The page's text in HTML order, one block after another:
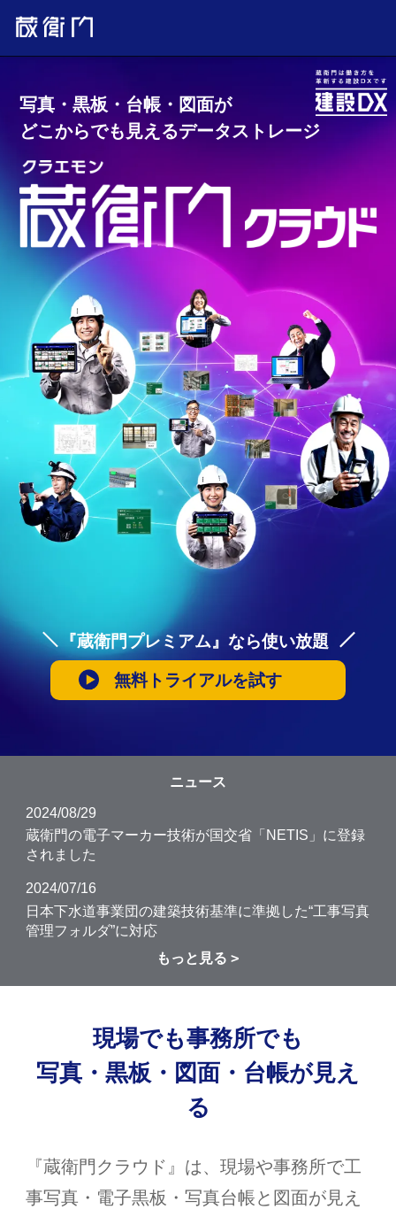
写真・黒板・台帳・図面が
どこからでも見えるデータストレージ
『蔵衛門プレミアム』なら使い放題
無料トライアルを試す
ニュース
2024/08/29
蔵衛門の電子マーカー技術が国交省「NETIS」に登録
されました
2024/07/16
日本下水道事業団の建築技術基準に準拠した“工事写真
管理フォルダ”に対応
もっと見る
現場でも事務所でも
写真・黒板・図面・台帳が見え
る
『蔵衛門クラウド』は、現場や事務所で工
事写真・電子黒板・写真台帳と図面が見え